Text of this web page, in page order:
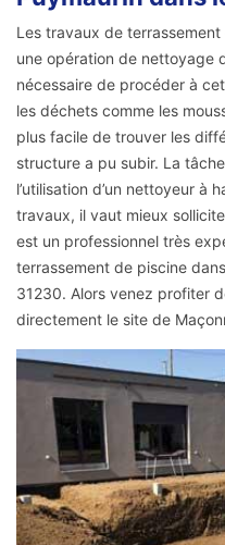
Les travaux de
une opération de nettoyage
nécessaire de procéder à
les déchets comme les
plus facile de trouver les
structure a pu subir. La
l’utilisation d’un nettoyeur à
travaux, il vaut mieux
est un professionnel très
terrassement de piscine
31230. Alors venez profiter
directement le site de